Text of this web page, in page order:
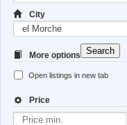
City
More options
Open listings in new tab
Price
Search